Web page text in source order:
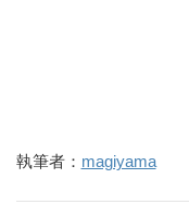
執筆者： magiyama